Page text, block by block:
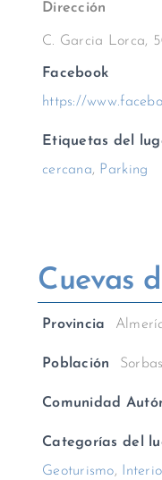
Dirección
C. Garcia Lorca,
Facebook
https://
Etiquetas del
cercana, Parking
Cuevas
Provincia
Población Sorbas
Comunidad
Categorías del
Geoturismo,